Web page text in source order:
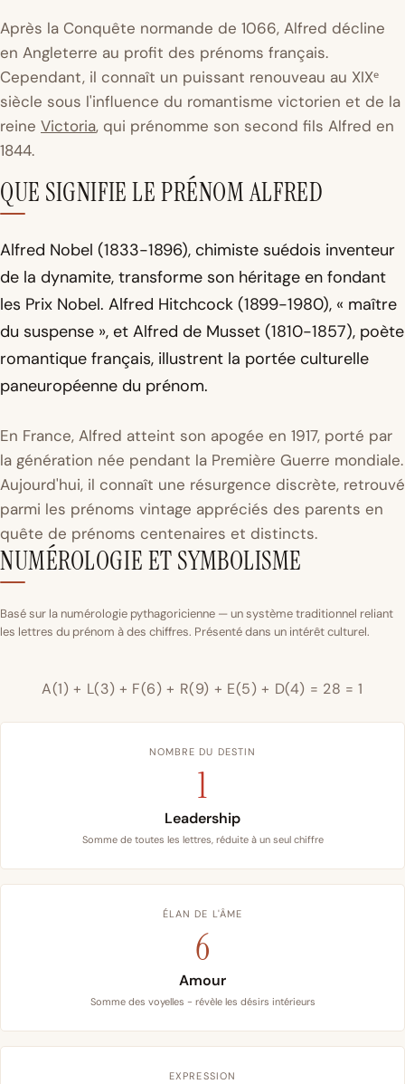
Après la Conquête normande de 1066, Alfred décline
en Angleterre au profit des prénoms français.
Cependant, il connaît un puissant renouveau au XIXᵉ
siècle sous l'influence du romantisme victorien et de la
reine Victoria, qui prénomme son second fils Alfred en
1844.
QUE SIGNIFIE LE PRÉNOM ALFRED
Alfred Nobel (1833-1896), chimiste suédois inventeur
de la dynamite, transforme son héritage en fondant
les Prix Nobel. Alfred Hitchcock (1899-1980), « maître
du suspense », et Alfred de Musset (1810-1857), poète
romantique français, illustrent la portée culturelle
paneuropéenne du prénom.
En France, Alfred atteint son apogée en 1917, porté par
la génération née pendant la Première Guerre mondiale.
Aujourd'hui, il connaît une résurgence discrète, retrouvé
parmi les prénoms vintage appréciés des parents en
quête de prénoms centenaires et distincts.
NUMÉROLOGIE ET SYMBOLISME
Basé sur la numérologie pythagoricienne — un système traditionnel reliant
les lettres du prénom à des chiffres. Présenté dans un intérêt culturel.
A(1) + L(3) + F(6) + R(9) + E(5) + D(4) = 28 = 1
NOMBRE DU DESTIN
1
Leadership
Somme de toutes les lettres, réduite à un seul chiffre
ÉLAN DE L'ÂME
6
Amour
Somme des voyelles - révèle les désirs intérieurs
EXPRESSION